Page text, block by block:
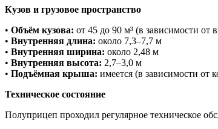
Кузов и грузовое пространство
• Объём кузова: от 45 до 90 м³ (в зависимости от
• Внутренняя длина: около 7,3–7,7 м
• Внутренняя ширина: около 2,48 м
• Внутренняя высота: 2,7–3,0 м
• Подъёмная крыша: имеется (в зависимости от
Техническое состояние
Полуприцеп проходил регулярное техническое